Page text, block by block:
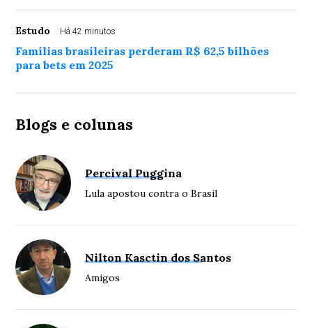
Estudo Há 42 minutos
Famílias brasileiras perderam R$ 62,5 bilhões
para bets em 2025
Blogs e colunas
Percival Puggina
Lula apostou contra o Brasil
Nilton Kasctin dos Santos
Amigos